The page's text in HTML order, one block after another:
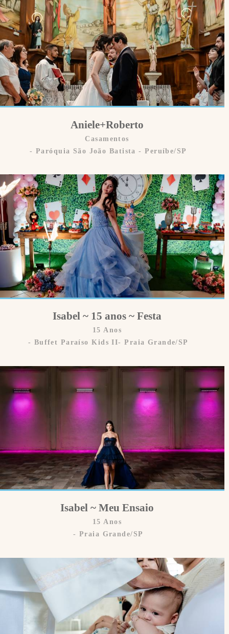
Aniele+Roberto
Casamentos
Paróquia São João Batista - Peruíbe/SP
Isabel ~ 15 anos ~ Festa
15 Anos
Buffet Paraíso Kids II- Praia Grande/SP
Isabel ~ Meu Ensaio
15 Anos
Praia Grande/SP